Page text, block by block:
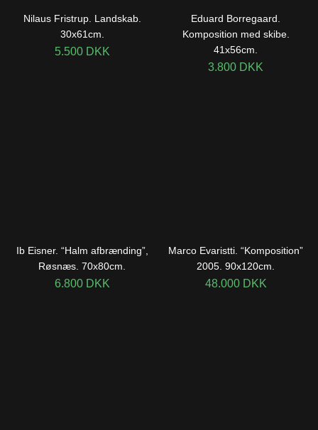
Nilaus Fristrup. Landskab.
30x61cm.
5.500 DKK
Eduard Borregaard.
Komposition med skibe.
41x56cm.
3.800 DKK
Ib Eisner. “Halm afbrænding”,
Røsnæs. 70x80cm.
6.800 DKK
Marco Evaristti. “Komposition”
2005. 90x120cm.
48.000 DKK